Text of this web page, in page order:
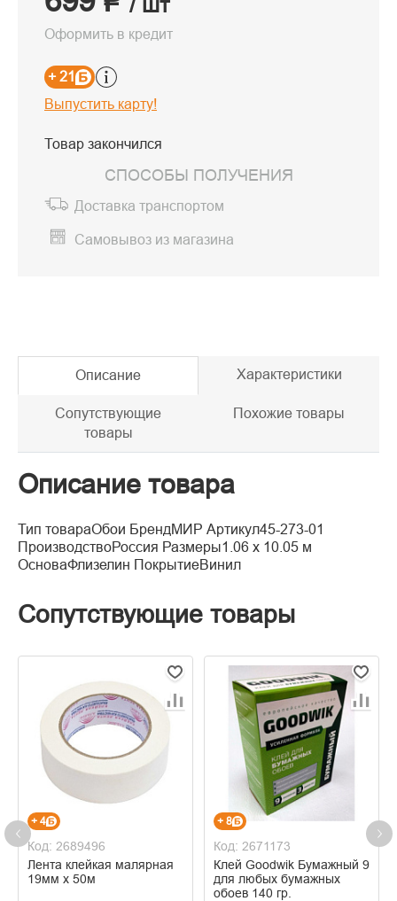
Оформить в кредит
+ 21
Выпустить карту!
Товар закончился
СПОСОБЫ ПОЛУЧЕНИЯ
Доставка транспортом
Самовывоз из магазина
Описание Характеристики
Сопутствующие
товары
Похожие товары
Описание товара
Тип товараОбои БрендМИР Артикул45-273-01
ПроизводствоРоссия Размеры1.06 x 10.05 м
ОсноваФлизелин ПокрытиеВинил
Сопутствующие товары
+ 4
Код: 2689496
Лента клейкая малярная
19мм х 50м
+ 8
Код: 2671173
Клей Goodwik Бумажный 9
для любых бумажных
обоев 140 гр.